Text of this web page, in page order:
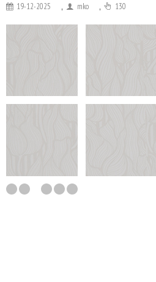
19-12-2025 mko 130